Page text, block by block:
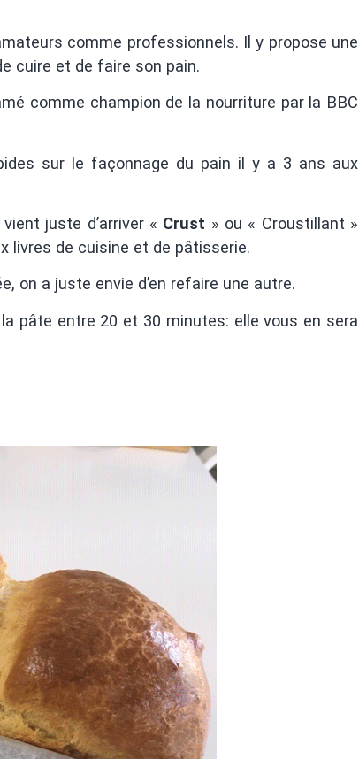
comme professionnels. Il y propose une
cuire et de faire son pain.
comme champion de la nourriture par la BBC
sur le façonnage du pain il y a 3 ans aux
juste d’arriver « Crust » ou « Croustillant »
livres de cuisine et de pâtisserie.
on a juste envie d’en refaire une autre.
pâte entre 20 et 30 minutes: elle vous en sera